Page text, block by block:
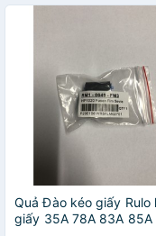
Quả Đào kéo giấy Rulo
giấy 35A 78A 83A 85A